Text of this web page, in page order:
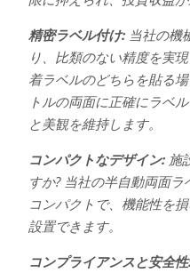
精密ラベル付け:当社の機
り、比類のない精度を実
着ラベルのどちらを貼る
トルの両面に正確にラベ
と美観を維持します。
コンパクトなデザイン:施
すか? 当社の半自動両面
コンパクトで、機能性を
設置できます。
コンプライアンスと安全